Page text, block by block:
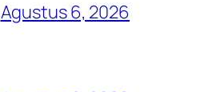
Agustus 6, 2026